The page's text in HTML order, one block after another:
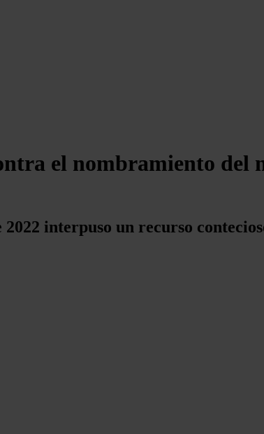
el nombramiento del
interpuso un recurso